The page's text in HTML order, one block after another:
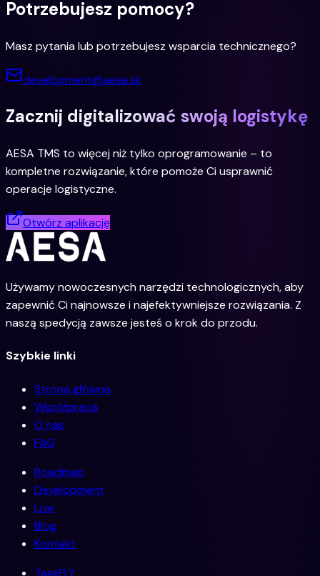
Potrzebujesz pomocy?
Masz pytania lub potrzebujesz wsparcia technicznego?
development@aesa.sk
Zacznij digitalizować swoją logistykę
AESA TMS to więcej niż tylko oprogramowanie – to
kompletne rozwiązanie, które pomoże Ci usprawnić
operacje logistyczne.
Otwórz aplikację
Używamy nowoczesnych narzędzi technologicznych, aby
zapewnić Ci najnowsze i najefektywniejsze rozwiązania. Z
naszą spedycją zawsze jesteś o krok do przodu.
Szybkie linki
Strona główna
Współpraca
O nas
FAQ
Roadmap
Development
Live
Blog
Kontakt
TaskFLY